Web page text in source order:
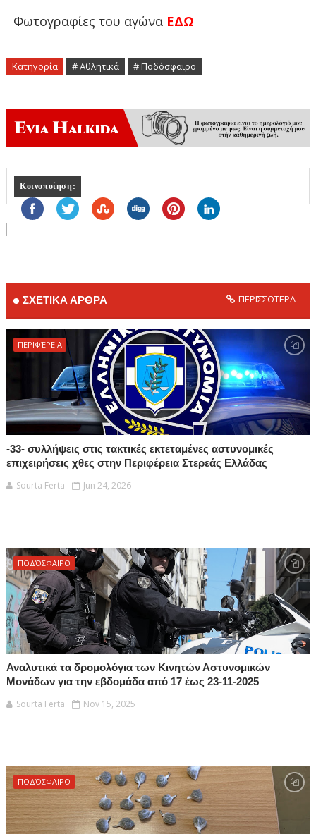
Φωτογραφίες του αγώνα ΕΔΩ
Κατηγορία # Αθλητικά # Ποδόσφαιρο
Κοινοποίηση:
ΣΧΕΤΙΚΑ ΑΡΘΡΑ ΠΕΡΙΣΣΟΤΕΡΑ
ΠΕΡΙΦΈΡΕΙΑ
-33- συλλήψεις στις τακτικές εκτεταμένες αστυνομικές
επιχειρήσεις χθες στην Περιφέρεια Στερεάς Ελλάδας
Sourta Ferta
Jun 24, 2026
ΠΟΔΌΣΦΑΙΡΟ
Αναλυτικά τα δρομολόγια των Κινητών Αστυνομικών
Μονάδων για την εβδομάδα από 17 έως 23-11-2025
Sourta Ferta
Nov 15, 2025
ΠΟΔΌΣΦΑΙΡΟ